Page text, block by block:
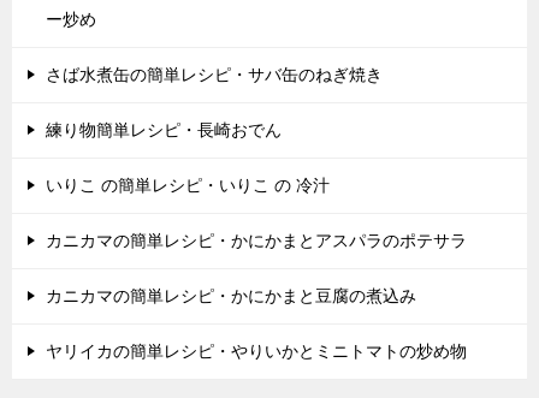
ー炒め
さば水煮缶の簡単レシピ・サバ缶のねぎ焼き
練り物簡単レシピ・長崎おでん
いりこ の簡単レシピ・いりこ の 冷汁
カニカマの簡単レシピ・かにかまとアスパラのポテサラ
カニカマの簡単レシピ・かにかまと豆腐の煮込み
ヤリイカの簡単レシピ・やりいかとミニトマトの炒め物